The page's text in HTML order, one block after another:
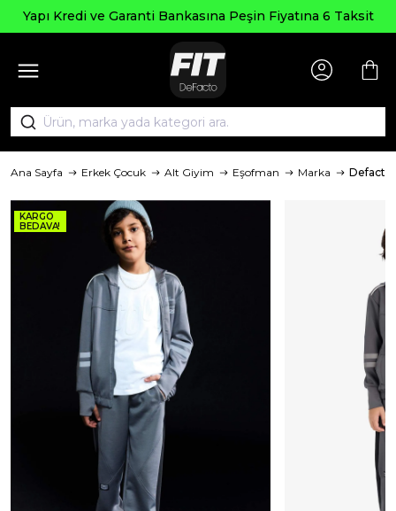
Yapı Kredi ve Garanti Bankasına Peşin Fiyatına 6 Taksit
Ana Sayfa Erkek Çocuk Alt Giyim Eşofman Marka Defacto
KARGO
BEDAVA!